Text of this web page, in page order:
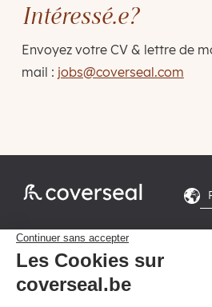
Intéressé.e?
Envoyez votre CV & lettre de
mail : jobs@coverseal.com

Rte du Grand Peuplier
8, 7110 La Louvière